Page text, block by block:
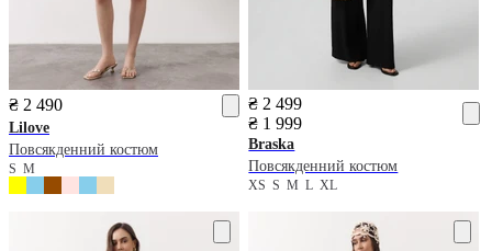
₴ 2 490
Lilove
Повсякденний костюм
S M
₴ 2 499
₴ 1 999
Braska
Повсякденний костюм
XSSMLXL